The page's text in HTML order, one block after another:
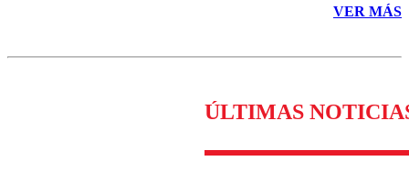
VER MÁS
ÚLTIMAS